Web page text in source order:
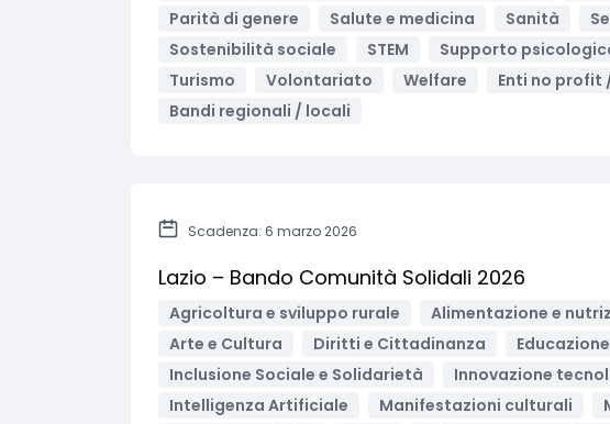
Parità di genere
Salute e medicina Sanità
Sostenibilità sociale
STEM Supporto
Turismo
Volontariato Welfare
Enti no profit
Bandi regionali / locali
Scadenza: 6 marzo 2026
Lazio – Bando Comunità Solidali 2026
Agricoltura e sviluppo rurale Alimentazione e
Arte e Cultura
Diritti e Cittadinanza
Inclusione Sociale e Solidarietà
Innovazione
Intelligenza Artificiale
Manifestazioni culturali